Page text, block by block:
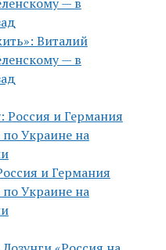
Виталий
— в
и Германия
Украине на